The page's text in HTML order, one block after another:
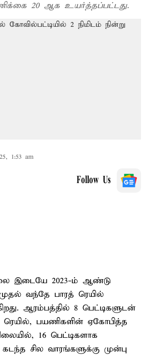
20 ஆக உயர்த்தப்பட்டது.
1:53 am
Follow Us
இடையே 2023-ம் ஆண்டு
வந்தே பாரத் ரெயில்
ஆரம்பத்தில் 8 பெட்டிகளுடன்
பயணிகளின் ஏகோபித்த
16 பெட்டிகளாக
கடந்த சில வாரங்களுக்கு முன்பு